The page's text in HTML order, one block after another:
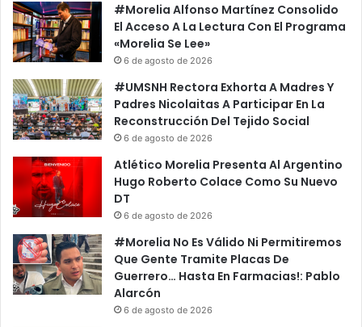
#Morelia Alfonso Martínez Consolido
El Acceso A La Lectura Con El Programa
«Morelia Se Lee»
6 de agosto de 2026
#UMSNH Rectora Exhorta A Madres Y
Padres Nicolaitas A Participar En La
Reconstrucción Del Tejido Social
6 de agosto de 2026
Atlético Morelia Presenta Al Argentino
Hugo Roberto Colace Como Su Nuevo
DT
6 de agosto de 2026
#Morelia No Es Válido Ni Permitiremos
Que Gente Tramite Placas De
Guerrero… Hasta En Farmacias!: Pablo
Alarcón
6 de agosto de 2026